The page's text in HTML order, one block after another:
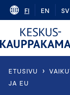
Skip
content
FI EN SV
ETUSIVU ›
JA EU